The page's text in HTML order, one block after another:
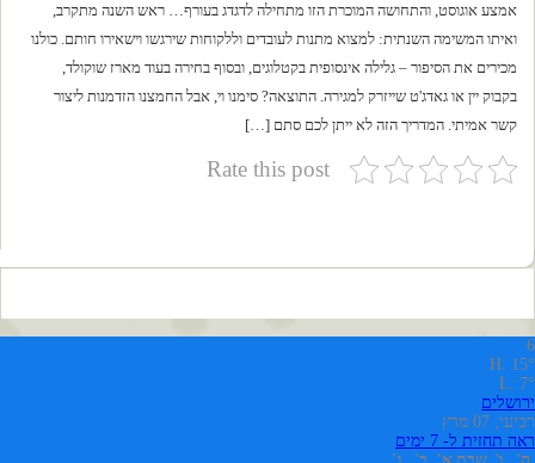
אמצע אוגוסט, והתחושה המוכרת הזו מתחילה לדגדג בעורף… ראש השנה מתקרב,
ואיתו המשימה השנתית: למצוא מתנות לעובדים וללקוחות שירגשו וישאירו חותם. כולנו
מכירים את הסיפור – גלילה אינסופית בקטלוגים, ובסוף בחירה בעוד מארז שוקולד,
בקבוק יין או גאדג'ט שייזרק למגירה. התוצאה? סימנו וי, אבל החמצנו הזדמנות ליצור
קשר אמיתי. המדריך הזה לא ייתן לכם סתם […]
Rate this post
6
H: 15°
L: 7°
ירושלים
רביעי, 07 מרץ
ראה תחזית ל- 7 ימים